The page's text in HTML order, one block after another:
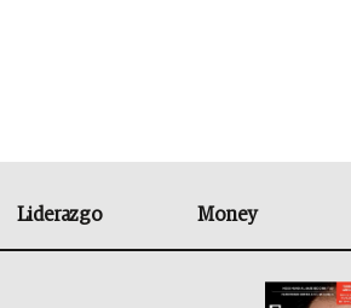
Liderazgo Money